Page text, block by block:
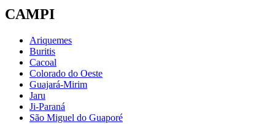
CAMPI
Ariquemes
Buritis
Cacoal
Colorado do Oeste
Guajará-Mirim
Jaru
Ji-Paraná
São Miguel do Guaporé